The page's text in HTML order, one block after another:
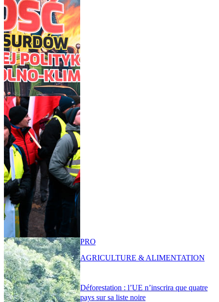
Déforestation : l’UE n’inscrira que quatre
pays sur sa liste noire
PRO
AGRICULTURE & ALIMENTATION